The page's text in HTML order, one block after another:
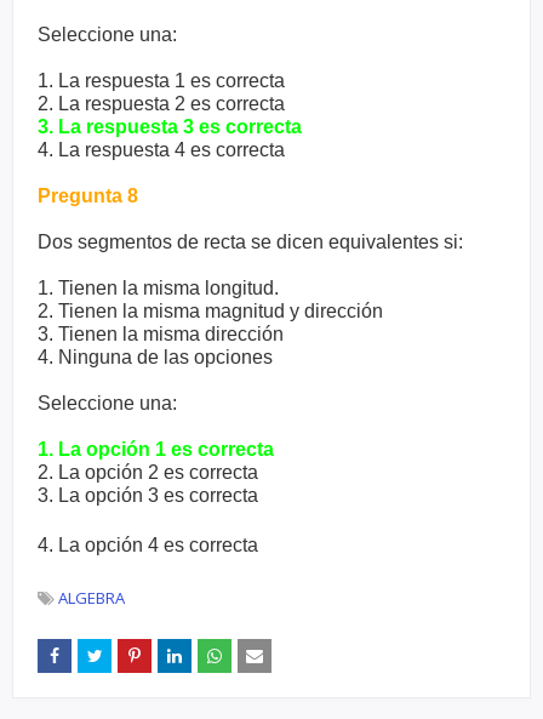
Seleccione una:
1. La respuesta 1 es correcta
2. La respuesta 2 es correcta
3. La respuesta 3 es correcta
4. La respuesta 4 es correcta
Pregunta 8
Dos segmentos de recta se dicen equivalentes si:
1. Tienen la misma longitud.
2. Tienen la misma magnitud y dirección
3. Tienen la misma dirección
4. Ninguna de las opciones
Seleccione una:
1. La opción 1 es correcta
2. La opción 2 es correcta
3. La opción 3 es correcta
4. La opción 4 es correcta
ALGEBRA